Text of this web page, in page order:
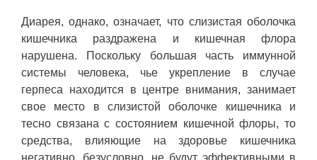
Диарея, однако, означает, что слизистая оболочка
кишечника раздражена и кишечная флора
нарушена. Поскольку большая часть иммунной
системы человека, чье укрепление в случае
герпеса находится в центре внимания, занимает
свое место в слизистой оболочке кишечника и
тесно связана с состоянием кишечной флоры, то
средства, влияющие на здоровье кишечника
негативно, безусловно, не будут эффективными в